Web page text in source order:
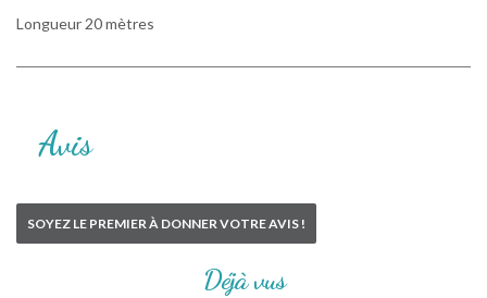
Longueur 20 mètres
Avis
SOYEZ LE PREMIER À DONNER VOTRE AVIS !
Déjà vus